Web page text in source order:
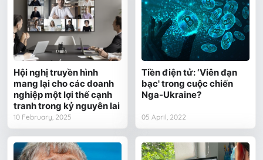
Hội nghị truyền hình
mang lại cho các doanh
nghiệp một lợi thế cạnh
tranh trong kỷ nguyên lai
10 February, 2025
Tiền điện tử: ‘Viên đạn
bạc' trong cuộc chiến
Nga-Ukraine?
05 April, 2022